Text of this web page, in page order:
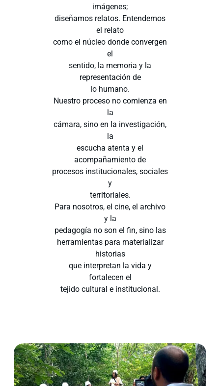
imágenes;
diseñamos relatos. Entendemos
el relato
como el núcleo donde convergen
el
sentido, la memoria y la
representación de
lo humano.
Nuestro proceso no comienza en
la
cámara, sino en la investigación,
la
escucha atenta y el
acompañamiento de
procesos institucionales, sociales
y
territoriales.
Para nosotros, el cine, el archivo
y la
pedagogía no son el fin, sino las
herramientas para materializar
historias
que interpretan la vida y
fortalecen el
tejido cultural e institucional.